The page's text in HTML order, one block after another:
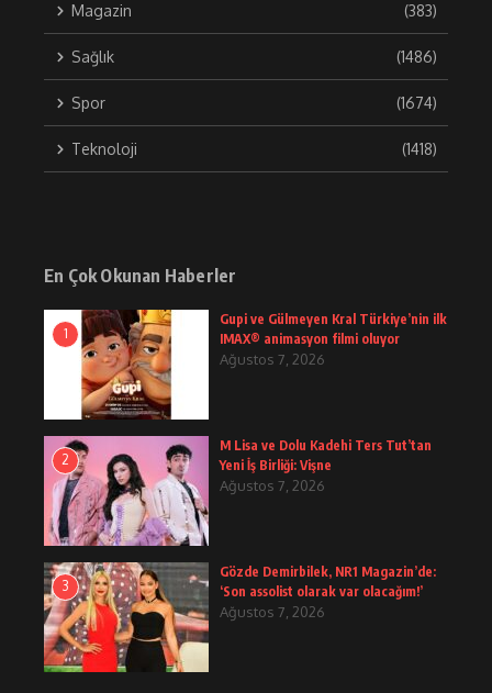
Magazin (383)
Sağlık (1486)
Spor (1674)
Teknoloji (1418)
En Çok Okunan Haberler
1
Gupi ve Gülmeyen Kral Türkiye’nin ilk
IMAX® animasyon filmi oluyor
Ağustos 7, 2026
2
M Lisa ve Dolu Kadehi Ters Tut’tan
Yeni İş Birliği: Vişne
Ağustos 7, 2026
3
Gözde Demirbilek, NR1 Magazin’de:
‘Son assolist olarak var olacağım!’
Ağustos 7, 2026